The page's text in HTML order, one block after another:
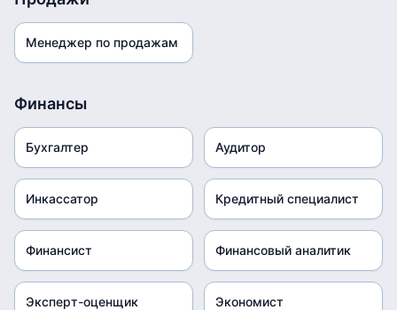
Менеджер по продажам
Финансы
Бухгалтер Аудитор
Инкассатор Кредитный специалист
Финансист Финансовый аналитик
Эксперт-оценщик Экономист